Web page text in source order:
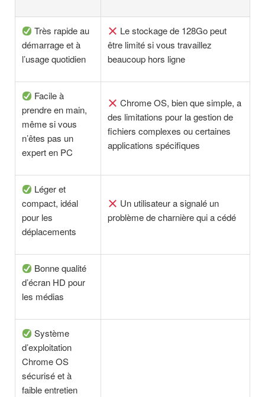
Très rapide au
démarrage et à
l’usage quotidien
Le stockage de 128Go peut
être limité si vous travaillez
beaucoup hors ligne
Facile à
prendre en main,
même si vous
n’êtes pas un
expert en PC
Chrome OS, bien que simple, a
des limitations pour la gestion de
fichiers complexes ou certaines
applications spécifiques
Léger et
compact, idéal
pour les
déplacements
Un utilisateur a signalé un
problème de charnière qui a cédé
Bonne qualité
d’écran HD pour
les médias
Système
d’exploitation
Chrome OS
sécurisé et à
faible entretien